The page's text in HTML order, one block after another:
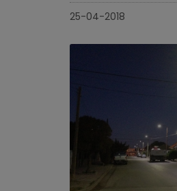
25-04-2018